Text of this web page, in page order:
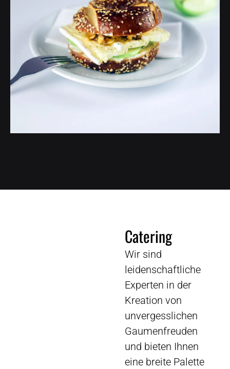
Catering
Wir sind
leidenschaftliche
Experten in der
Kreation von
unvergesslichen
Gaumenfreuden
und bieten Ihnen
eine breite Palette